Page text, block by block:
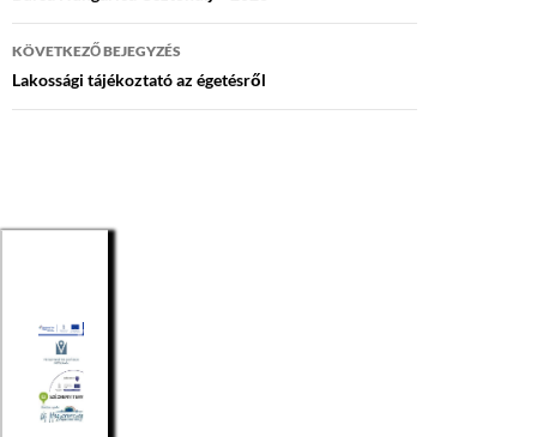
KÖVETKEZŐ BEJEGYZÉS
Lakossági tájékoztató az égetésről